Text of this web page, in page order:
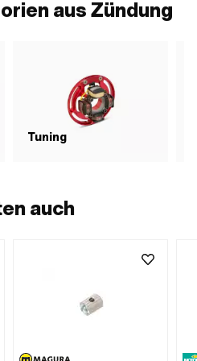
Standardaus Zündung
Tuning
auch